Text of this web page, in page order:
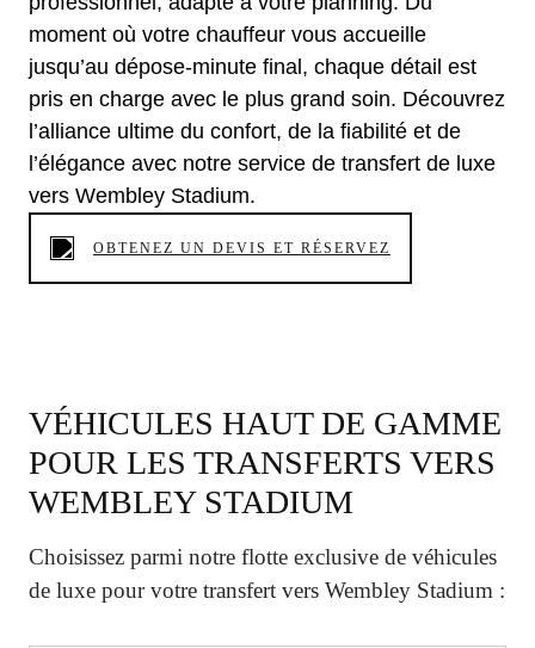
moment où votre chauffeur vous accueille
jusqu’au dépose-minute final, chaque détail est
pris en charge avec le plus grand soin. Découvrez
l’alliance ultime du confort, de la fiabilité et de
l’élégance avec notre service de transfert de luxe
vers Wembley Stadium.
OBTENEZ UN DEVIS ET RÉSERVEZ
VÉHICULES HAUT DE GAMME
POUR LES TRANSFERTS VERS
WEMBLEY STADIUM
Choisissez parmi notre flotte exclusive de véhicules
de luxe pour votre transfert vers Wembley Stadium :